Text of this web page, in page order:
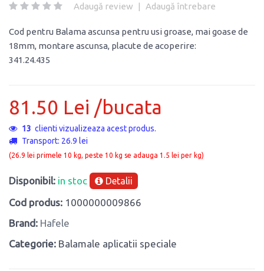
Adaugă review | Adaugă întrebare
Cod pentru Balama ascunsa pentru usi groase, mai goase de
18mm, montare ascunsa, placute de acoperire:
341.24.435
81.50 Lei /bucata
13 clienti vizualizeaza acest produs.
Transport: 26.9 lei
(26.9 lei primele 10 kg, peste 10 kg se adauga 1.5 lei per kg)
Disponibil: in stoc Detalii
Cod produs: 1000000009866
Brand: Hafele
Categorie: Balamale aplicatii speciale